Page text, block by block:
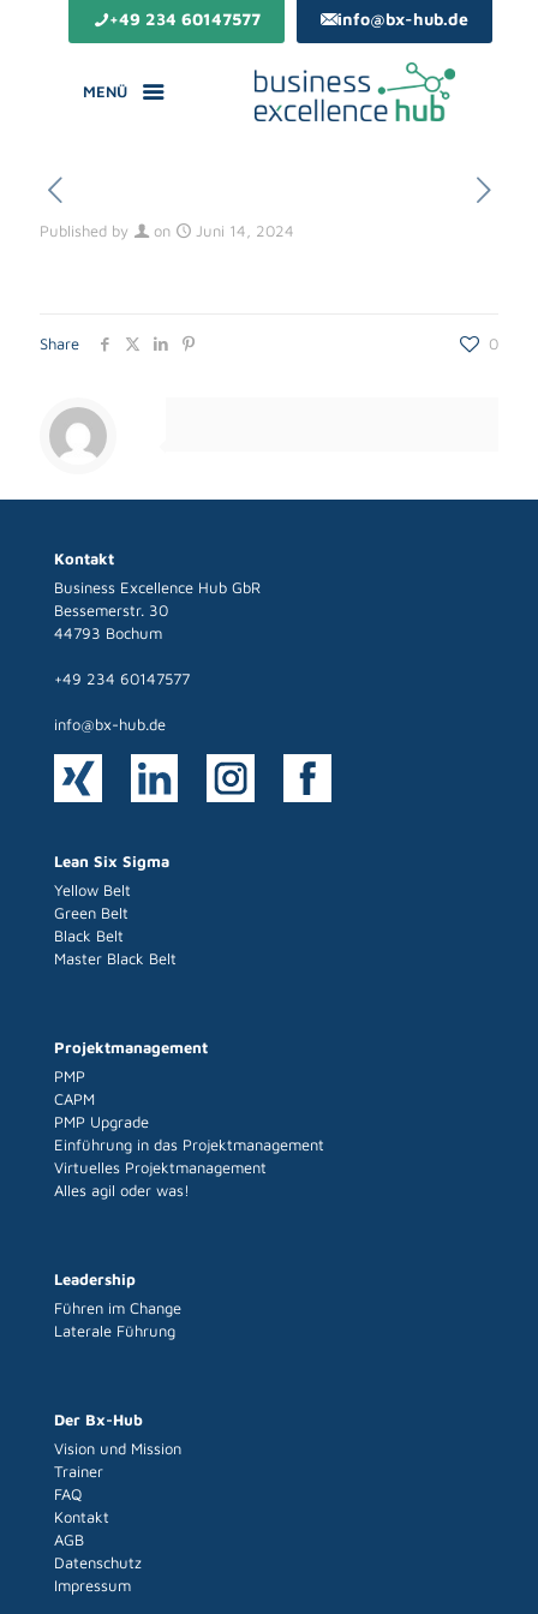
+49 234 60147577 info@bx-hub.de
MENÜ
Published by on Juni 14, 2024
Share 0
Kontakt
Business Excellence Hub GbR
Bessemerstr. 30
44793 Bochum
+49 234 60147577
info@bx-hub.de
Lean Six Sigma
Yellow Belt
Green Belt
Black Belt
Master Black Belt
Projektmanagement
PMP
CAPM
PMP Upgrade
Einführung in das Projektmanagement
Virtuelles Projektmanagement
Alles agil oder was!
Leadership
Führen im Change
Laterale Führung
Der Bx-Hub
Vision und Mission
Trainer
FAQ
Kontakt
AGB
Datenschutz
Impressum